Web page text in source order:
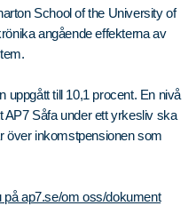
School of the University of
angående effekterna av
uppgått till 10,1 procent. En nivå
AP7 Såfa under ett yrkesliv ska
över inkomstpensionen som
på ap7.se/om oss/dokument